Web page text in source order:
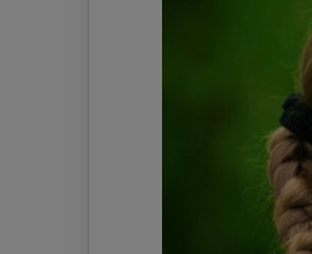
BST Pickleball Zocker